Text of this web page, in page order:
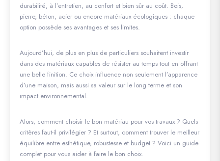
durabilité, à l’entretien, au confort et bien sûr au coût. Bois,
pierre, béton, acier ou encore matériaux écologiques : chaque
option possède ses avantages et ses limites.
Aujourd’hui, de plus en plus de particuliers souhaitent investir
dans des matériaux capables de résister au temps tout en offrant
une belle finition. Ce choix influence non seulement l’apparence
d’une maison, mais aussi sa valeur sur le long terme et son
impact environnemental.
Alors, comment choisir le bon matériau pour vos travaux ? Quels
critères faut-il privilégier ? Et surtout, comment trouver le meilleur
équilibre entre esthétique, robustesse et budget ? Voici un guide
complet pour vous aider à faire le bon choix.